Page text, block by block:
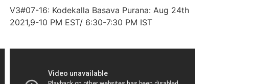
V3#07-16: Kodekalla Basava Purana: Aug 24th
2021,9-10 PM EST/ 6:30-7:30 PM IST